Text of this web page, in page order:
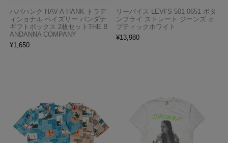
ハバハンク HAV-A-HANK トラデ
ィショナル ペイズリー バンダナ
ギフトボックス 2枚セットTHE B
ANDANNA COMPANY
¥1,650
リーバイス LEVI’S 501-0651 ボタ
ンフライ ストレート ジーンズ オ
プティックホワイト
¥13,980